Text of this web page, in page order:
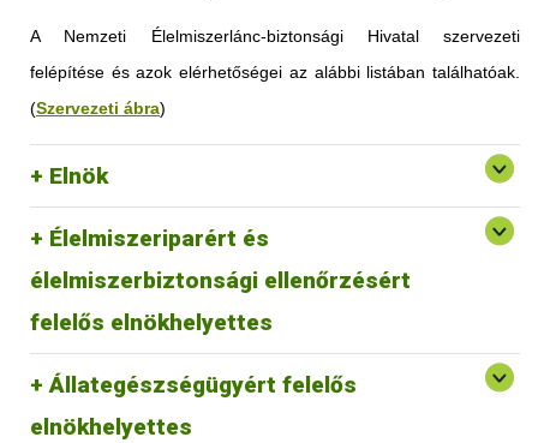
A Nemzeti Élelmiszerlánc-biztonsági Hivatal szervezeti
felépítése és azok elérhetőségei az alábbi listában találhatóak.
(Szervezeti ábra)
Elnök
Élelmiszeriparért és
élelmiszerbiztonsági ellenőrzésért
felelős elnökhelyettes
Állategészségügyért felelős
elnökhelyettes